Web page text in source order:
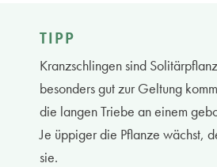
TIPP
Kranzschlingen sind
besonders gut zur Geltung
die langen Triebe an einem
Je üppiger die Pflanze wächst,
sie.